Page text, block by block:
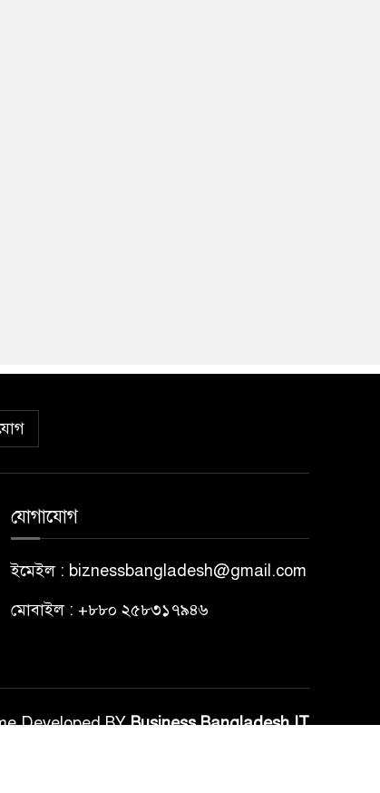
যোগাযোগ
ইমেইল : biznessbangladesh@gmail.com
মোবাইল : +৮৮০ ২৫৮৩১৭৯৪৬
Developed BYBusiness Bangladesh IT